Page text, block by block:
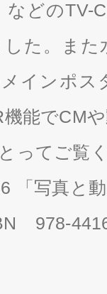
などのTV-
た。ま
インポ
能でCM
ってご覧
「写真
978-